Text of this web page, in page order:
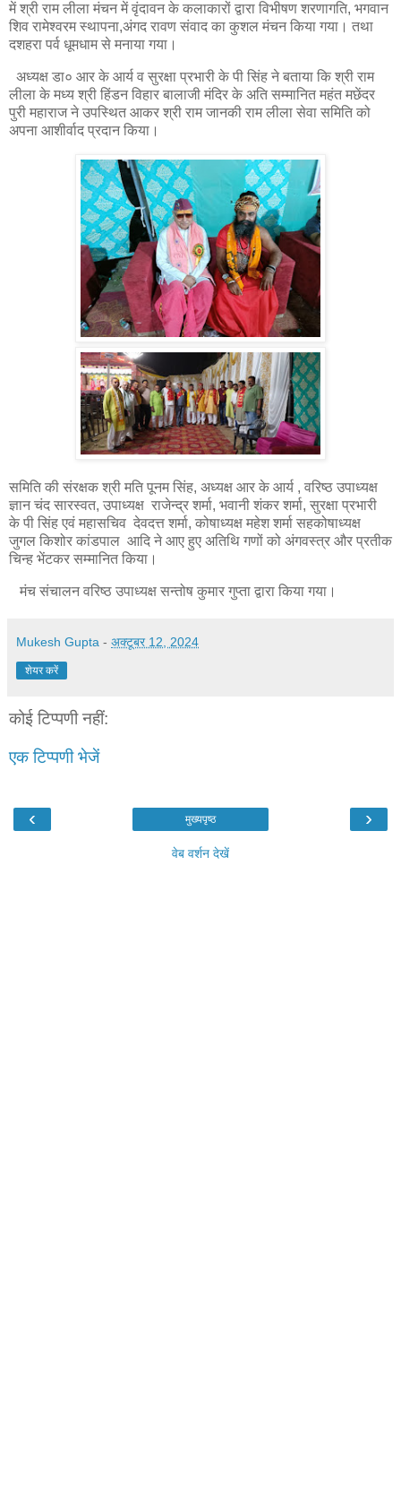
में श्री राम लीला मंचन में वृंदावन के कलाकारों द्वारा विभीषण शरणागति, भगवान
शिव रामेश्वरम स्थापना,अंगद रावण संवाद का कुशल मंचन किया गया। तथा
दशहरा पर्व धूमधाम से मनाया गया।
अध्यक्ष डा० आर के आर्य व सुरक्षा प्रभारी के पी सिंह ने बताया कि श्री राम
लीला के मध्य श्री हिंडन विहार बालाजी मंदिर के अति सम्मानित महंत मछेंदर
पुरी महाराज ने उपस्थित आकर श्री राम जानकी राम लीला सेवा समिति को
अपना आशीर्वाद प्रदान किया।
समिति की संरक्षक श्री मति पूनम सिंह, अध्यक्ष आर के आर्य , वरिष्ठ उपाध्यक्ष
ज्ञान चंद सारस्वत, उपाध्यक्ष राजेन्द्र शर्मा, भवानी शंकर शर्मा, सुरक्षा प्रभारी
के पी सिंह एवं महासचिव देवदत्त शर्मा, कोषाध्यक्ष महेश शर्मा सहकोषाध्यक्ष
जुगल किशोर कांडपाल आदि ने आए हुए अतिथि गणों को अंगवस्त्र और प्रतीक
चिन्ह भेंटकर सम्मानित किया।
मंच संचालन वरिष्ठ उपाध्यक्ष सन्तोष कुमार गुप्ता द्वारा किया गया।
Mukesh Gupta - अक्टूबर 12, 2024
शेयर करें
कोई टिप्पणी नहीं:
एक टिप्पणी भेजें
‹ ›
मुख्यपृष्ठ
वेब वर्शन देखें